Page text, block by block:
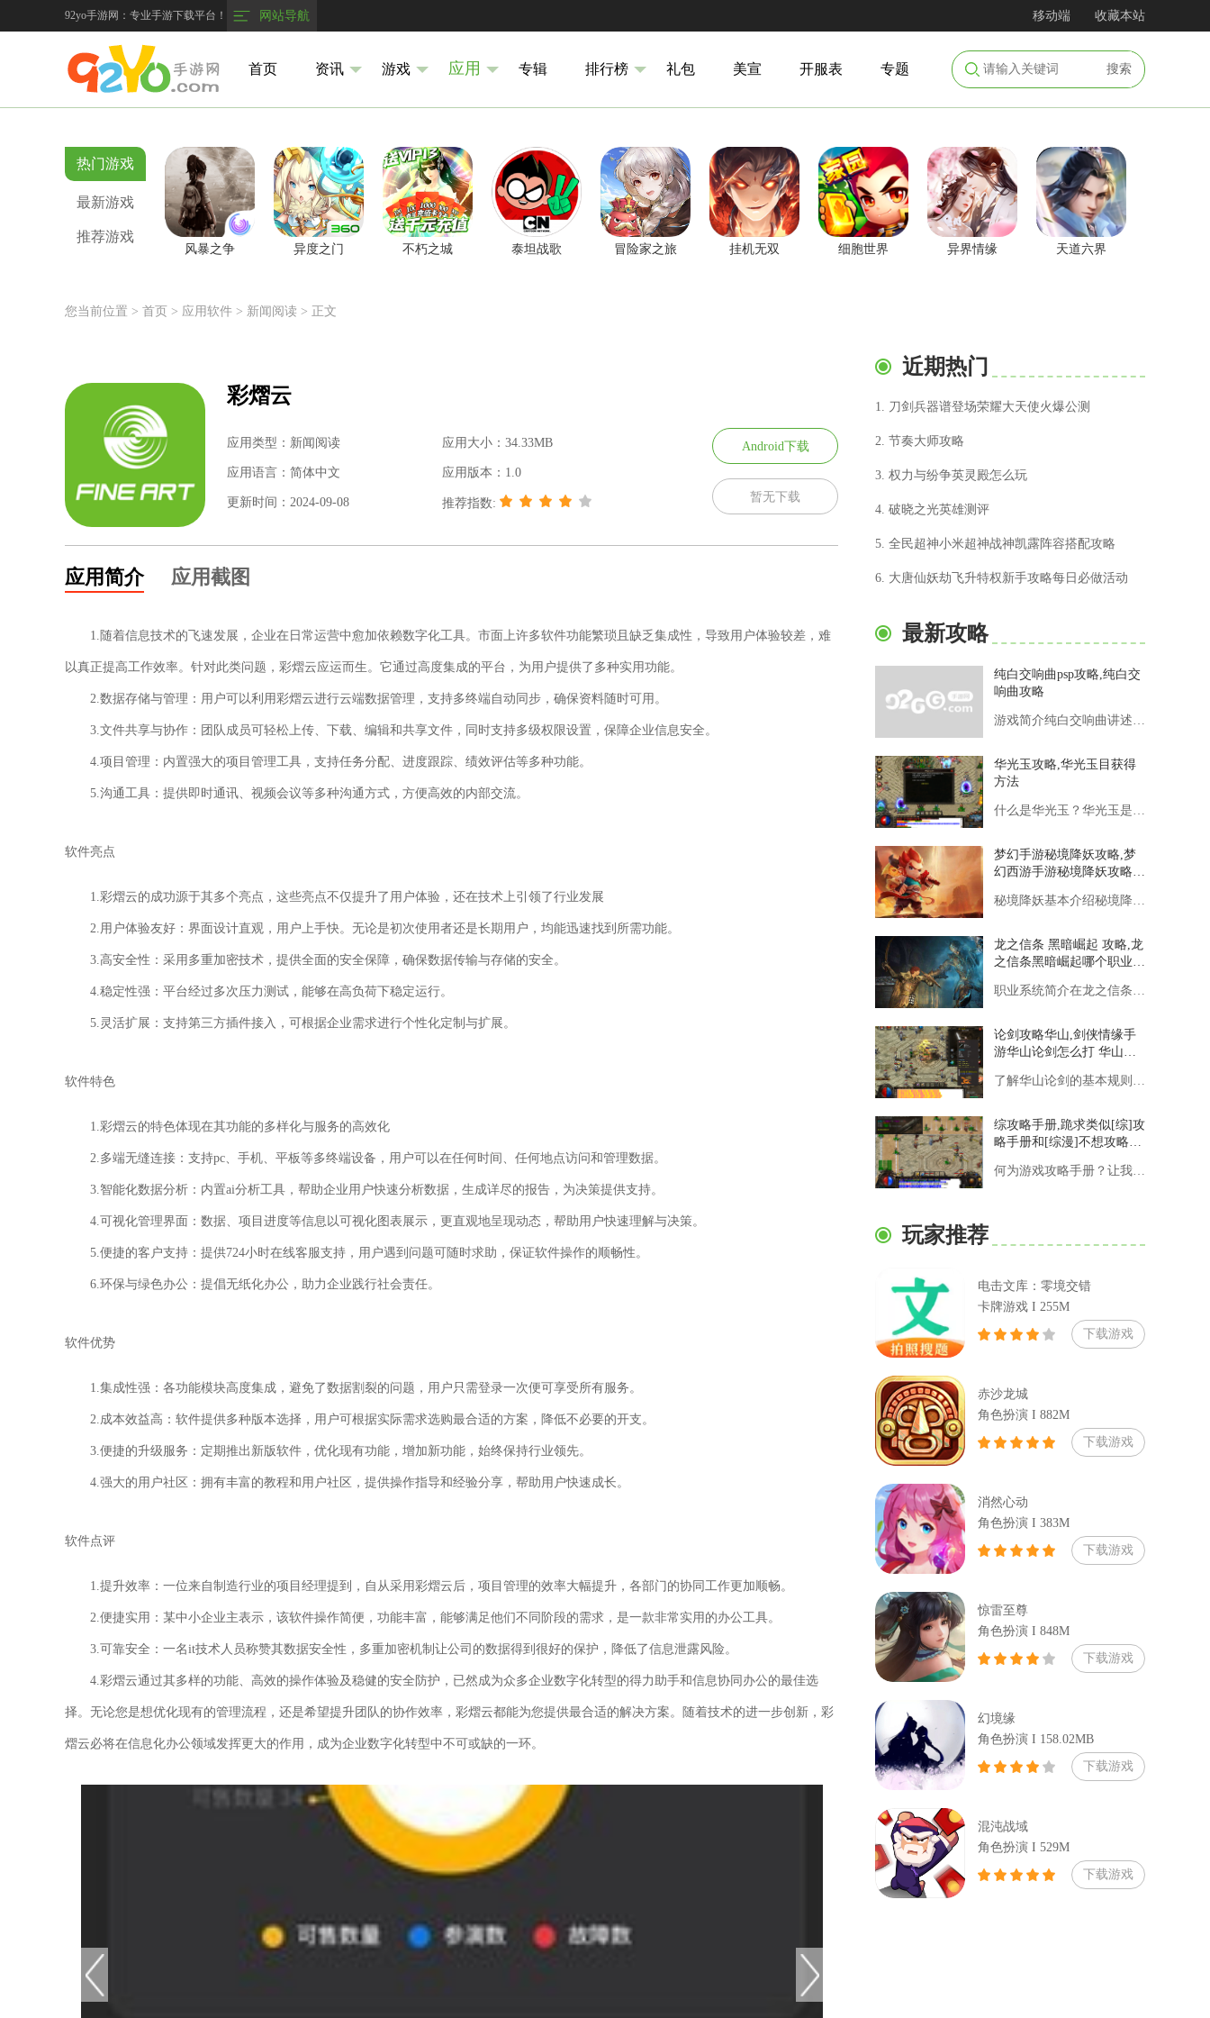
92yo手游网：专业手游下载平台！ 网站导航 移动端 收藏本站
首页 资讯 游戏 应用 专辑 排行榜 礼包 美宣 开服表 专题 搜索
热门游戏
最新游戏
推荐游戏
风暴之争 异度之门 不朽之城 泰坦战歌 冒险家之旅 挂机无双 细胞世界 异界情缘 天道六界
您当前位置 > 首页 > 应用软件 > 新闻阅读 > 正文
彩熠云
应用类型：新闻阅读 应用大小：34.33MB
应用语言：简体中文 应用版本：1.0
更新时间：2024-09-08 推荐指数:
Android下载
暂无下载
应用简介 应用截图
1.随着信息技术的飞速发展，企业在日常运营中愈加依赖数字化工具。市面上许多软件功能繁琐且缺乏集成性，导致用户体验较差，难
以真正提高工作效率。针对此类问题，彩熠云应运而生。它通过高度集成的平台，为用户提供了多种实用功能。
2.数据存储与管理：用户可以利用彩熠云进行云端数据管理，支持多终端自动同步，确保资料随时可用。
3.文件共享与协作：团队成员可轻松上传、下载、编辑和共享文件，同时支持多级权限设置，保障企业信息安全。
4.项目管理：内置强大的项目管理工具，支持任务分配、进度跟踪、绩效评估等多种功能。
5.沟通工具：提供即时通讯、视频会议等多种沟通方式，方便高效的内部交流。
软件亮点
1.彩熠云的成功源于其多个亮点，这些亮点不仅提升了用户体验，还在技术上引领了行业发展
2.用户体验友好：界面设计直观，用户上手快。无论是初次使用者还是长期用户，均能迅速找到所需功能。
3.高安全性：采用多重加密技术，提供全面的安全保障，确保数据传输与存储的安全。
4.稳定性强：平台经过多次压力测试，能够在高负荷下稳定运行。
5.灵活扩展：支持第三方插件接入，可根据企业需求进行个性化定制与扩展。
软件特色
1.彩熠云的特色体现在其功能的多样化与服务的高效化
2.多端无缝连接：支持pc、手机、平板等多终端设备，用户可以在任何时间、任何地点访问和管理数据。
3.智能化数据分析：内置ai分析工具，帮助企业用户快速分析数据，生成详尽的报告，为决策提供支持。
4.可视化管理界面：数据、项目进度等信息以可视化图表展示，更直观地呈现动态，帮助用户快速理解与决策。
5.便捷的客户支持：提供724小时在线客服支持，用户遇到问题可随时求助，保证软件操作的顺畅性。
6.环保与绿色办公：提倡无纸化办公，助力企业践行社会责任。
软件优势
1.集成性强：各功能模块高度集成，避免了数据割裂的问题，用户只需登录一次便可享受所有服务。
2.成本效益高：软件提供多种版本选择，用户可根据实际需求选购最合适的方案，降低不必要的开支。
3.便捷的升级服务：定期推出新版软件，优化现有功能，增加新功能，始终保持行业领先。
4.强大的用户社区：拥有丰富的教程和用户社区，提供操作指导和经验分享，帮助用户快速成长。
软件点评
1.提升效率：一位来自制造行业的项目经理提到，自从采用彩熠云后，项目管理的效率大幅提升，各部门的协同工作更加顺畅。
2.便捷实用：某中小企业主表示，该软件操作简便，功能丰富，能够满足他们不同阶段的需求，是一款非常实用的办公工具。
3.可靠安全：一名it技术人员称赞其数据安全性，多重加密机制让公司的数据得到很好的保护，降低了信息泄露风险。
4.彩熠云通过其多样的功能、高效的操作体验及稳健的安全防护，已然成为众多企业数字化转型的得力助手和信息协同办公的最佳选
择。无论您是想优化现有的管理流程，还是希望提升团队的协作效率，彩熠云都能为您提供最合适的解决方案。随着技术的进一步创新，彩
熠云必将在信息化办公领域发挥更大的作用，成为企业数字化转型中不可或缺的一环。
近期热门
1. 刀剑兵器谱登场荣耀大天使火爆公测
2. 节奏大师攻略
3. 权力与纷争英灵殿怎么玩
4. 破晓之光英雄测评
5. 全民超神小米超神战神凯露阵容搭配攻略
6. 大唐仙妖劫飞升特权新手攻略每日必做活动
最新攻略
纯白交响曲psp攻略,纯白交
响曲攻略
游戏简介纯白交响曲讲述了主角桐生将牙和几位女主人公在音乐学院
华光玉攻略,华光玉目获得
方法
什么是华光玉？华光玉是一种在游戏世界中极为珍稀的宝石，它拥有
梦幻手游秘境降妖攻略,梦
幻西游手游秘境降妖攻略是
秘境降妖基本介绍秘境降妖是梦幻西游手游中的一个日常挑战活动，
龙之信条 黑暗崛起 攻略,龙
之信条黑暗崛起哪个职业最
荐
职业系统简介在龙之信条：黑暗崛起中，职业（或称Vocatio
论剑攻略华山,剑侠情缘手
游华山论剑怎么打 华山论
了解华山论剑的基本规则华山论剑是一种以排位制进行的比赛，玩家
综攻略手册,跪求类似[综]攻
略手册和[综漫]不想攻略的
看完这些就综漫书荒了qwq何为游戏攻略手册？让我们明确一下什么是游戏攻略手册。游戏攻略
玩家推荐
电击文库：零境交错
卡牌游戏 I 255M
下载游戏
赤沙龙城
角色扮演 I 882M
下载游戏
消然心动
角色扮演 I 383M
下载游戏
惊雷至尊
角色扮演 I 848M
下载游戏
幻境缘
角色扮演 I 158.02MB
下载游戏
混沌战域
角色扮演 I 529M
下载游戏